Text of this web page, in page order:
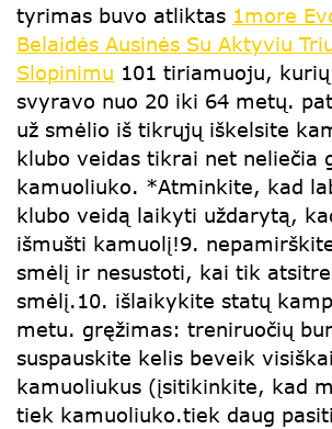
tyrimas buvo atliktas 1more
Belaidės Ausinės Su Aktyviu
Slopinimu 101 tiriamuoju,
svyravo nuo 20 iki 64 metų.
už smėlio iš tikrųjų iškelsite
klubo veidas tikrai net neliečia
kamuoliuko. *Atminkite, kad
klubo veidą laikyti uždarytą,
išmušti kamuolį!9.
smėlį ir nesustoti, kai tik
smėlį.10. išlaikykite statų
metu. gręžimas: treniruočių
suspauskite kelis beveik
kamuoliukus (įsitikinkite, kad
tiek kamuoliuko.tiek daug